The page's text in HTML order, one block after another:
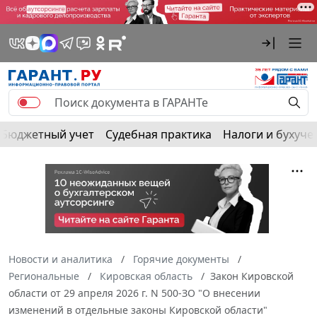
Бюджетный учет Судебная практика Налоги и
Новости и аналитика
Горячие документы
Региональные
Кировская область
Закон Кировской
области от 29 апреля 2026 г. N 500-ЗО "О внесении
изменений в отдельные законы Кировской области"